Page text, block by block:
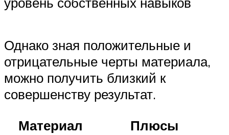
Однако зная положительные и
отрицательные черты материала,
можно получить близкий к
совершенству результат.
Материал
Плюсы